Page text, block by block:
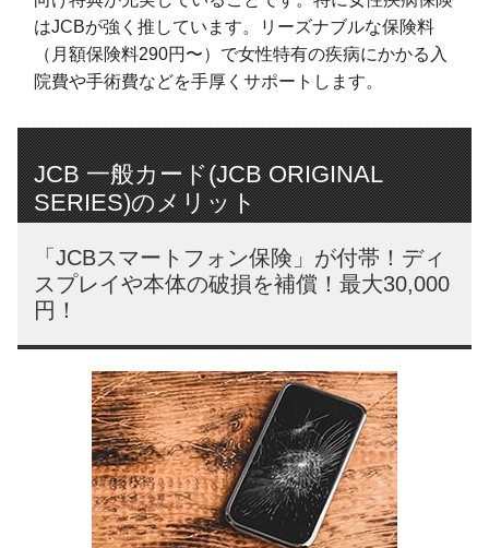
はJCBが強く推しています。リーズナブルな保険料
（月額保険料290円〜）で女性特有の疾病にかかる入
院費や手術費などを手厚くサポートします。
JCB 一般カード(JCB ORIGINAL
SERIES)のメリット
「JCBスマートフォン保険」が付帯！ディ
スプレイや本体の破損を補償！最大30,000
円！